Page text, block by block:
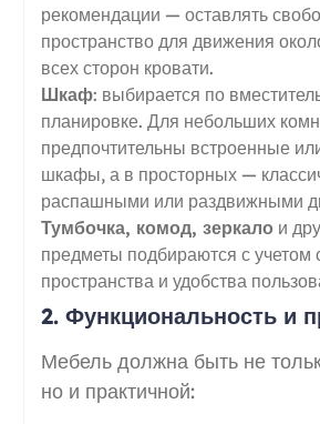
рекомендации — оставлять
пространство для движения
всех сторон кровати.
Шкаф: выбирается по
планировке. Для небольших
предпочтительны встроенные
шкафы, а в просторных —
распашными или раздвижными
Тумбочка, комод, зеркало и
предметы подбираются с учетом
пространства и удобства
2. Функциональность и
Мебель должна быть не
но и практичной: